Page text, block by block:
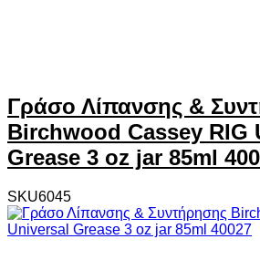
Γράσο Λίπανσης &
Birchwood Cassey RIG
Grease 3 oz jar 85ml
SKU6045